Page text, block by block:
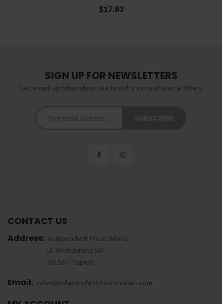
$17.83
SIGN UP FOR NEWSLETTERS
Get e-mail updates about our latest shop and special offers.
CONTACT US
Address: Independent Music Market
ul. Wołczyńska 50
60-167 Poznań
Email: sales@independentmusicmarket.com